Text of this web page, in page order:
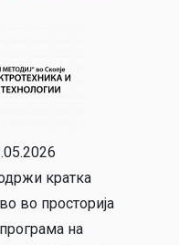
кратка
во просторија
на